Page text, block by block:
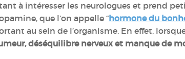
à intéresser les neurologues et prend
que l’on appelle“hormone du
au sein de l’organisme. En effet,
déséquilibre nerveux et manque de